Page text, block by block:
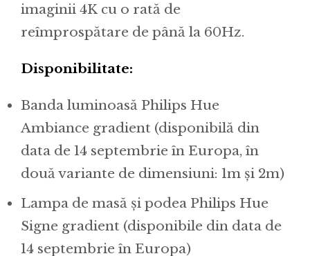
imaginii 4K cu o rată de
reîmprospătare de până la 60Hz.
Disponibilitate:
Banda luminoasă Philips Hue
Ambiance gradient (disponibilă din
data de 14 septembrie în Europa, în
două variante de dimensiuni: 1m și 2m)
Lampa de masă și podea Philips Hue
Signe gradient (disponibile din data de
14 septembrie în Europa)